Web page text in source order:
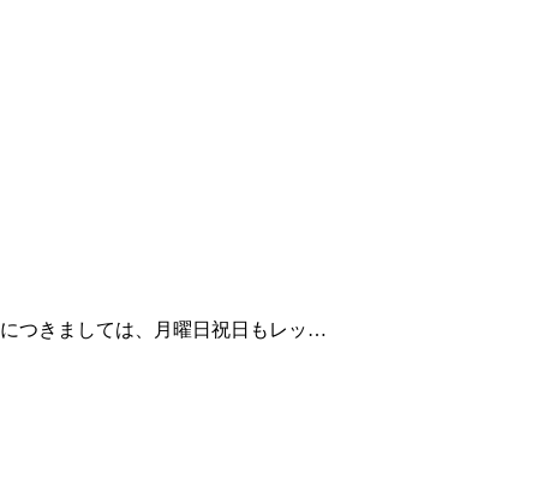
つきましては、月曜日祝日もレッ…